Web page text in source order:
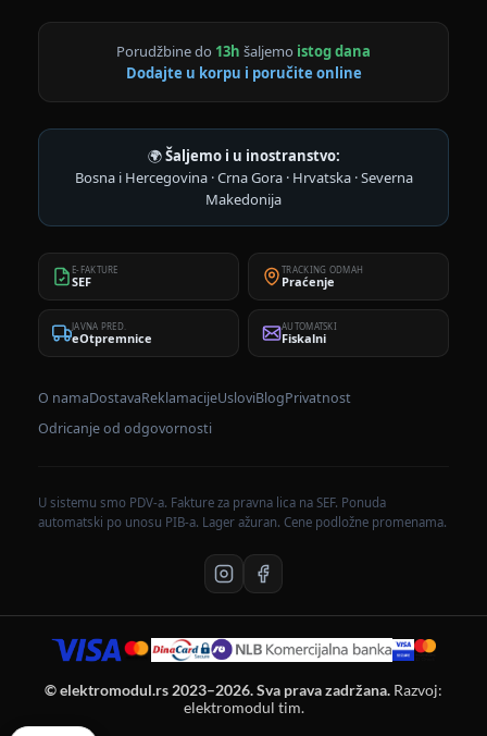
Porudžbine do 13h šaljemo istog dana
Dodajte u korpu i poručite online
🌍Šaljemo i u inostranstvo:
Bosna i Hercegovina · Crna Gora · Hrvatska · Severna
Makedonija
E-FAKTURE
SEF
TRACKING ODMAH
Praćenje
JAVNA PRED.
eOtpremnice
AUTOMATSKI
Fiskalni
O namaDostavaReklamacijeUsloviBlogPrivatnost
Odricanje od odgovornosti
U sistemu smo PDV-a. Fakture za pravna lica na SEF. Ponuda
automatski po unosu PIB-a. Lager ažuran. Cene podložne promenama.
© elektromodul.rs 2023–2026. Sva prava zadržana. Razvoj:
elektromodul tim.